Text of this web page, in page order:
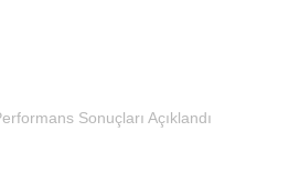
Sonuçları Açıklandı